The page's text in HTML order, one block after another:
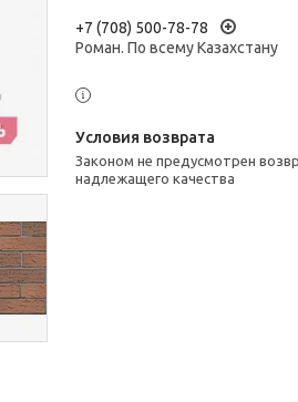
+7 (708) 500-78-78
Роман. По всему Казахстану
Законом не предусмотрен возврат и обмен данного товара
надлежащего качества